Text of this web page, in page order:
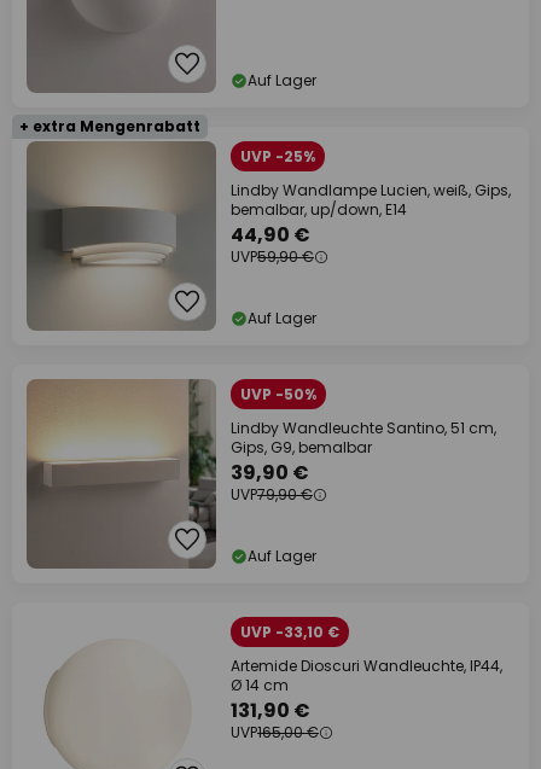
Auf Lager
+ extra Mengenrabatt
UVP -25%
Lindby Wandlampe Lucien, weiß, Gips,
bemalbar, up/down, E14
44,90 €
UVP59,90 €
Auf Lager
UVP -50%
Lindby Wandleuchte Santino, 51 cm,
Gips, G9, bemalbar
39,90 €
UVP79,90 €
Auf Lager
UVP -33,10 €
Artemide Dioscuri Wandleuchte, IP44,
Ø 14 cm
131,90 €
UVP165,00 €